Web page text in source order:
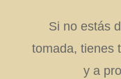
Si no estás
tomada, tienes
y a